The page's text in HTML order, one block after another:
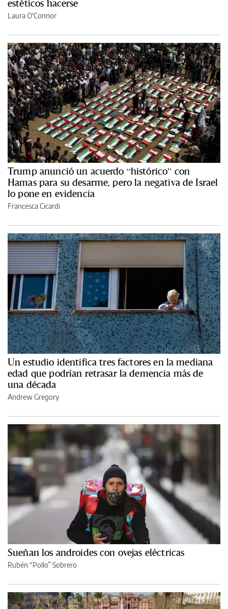
estéticos hacerse
Laura O'Connor
Trump anunció un acuerdo “histórico” con
Hamas para su desarme, pero la negativa de Israel
lo pone en evidencia
Francesca Cicardi
Un estudio identifica tres factores en la mediana
edad que podrían retrasar la demencia más de
una década
Andrew Gregory
Sueñan los androides con ovejas eléctricas
Rubén “Pollo” Sobrero